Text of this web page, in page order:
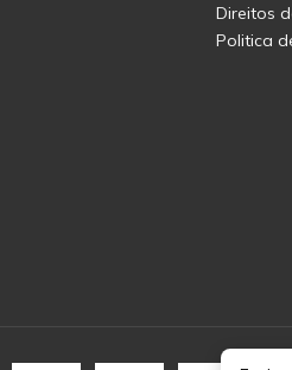
Direitos
Politica